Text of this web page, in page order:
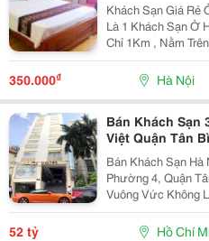
Khách Sạn Giá Rẻ Ở Hà Nội Khách
Là 1 Khách Sạn Ở
Chỉ 1Km , Nằm
Ngoài Du Lịch Qua
Mua Sắm Như
Đêm..từ...
350.000₫ Hà Nội
Bán Khách Sạn
Việt Quận Tân
Bán Khách Sạn
Phường 4, Quận Tân Bình. - Diện
Vuông Vức Không Lỗi Phong
Lửng, 8 Lầu, Có 26
Kì Đẹp, Ngay Cạnh
52 tỷ Hồ Chí